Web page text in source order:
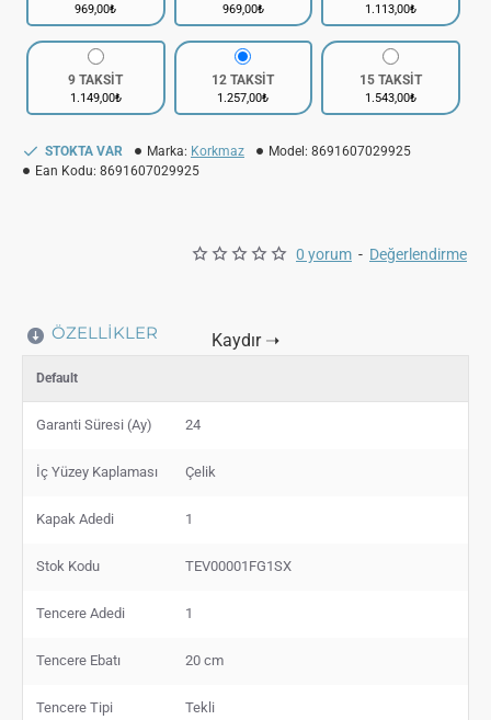
0 yorum - Değerlendirme
969,00₺ 969,00₺ 1.113,00₺
9 TAKSİT
1.149,00₺
12 TAKSİT
1.257,00₺
15 TAKSİT
1.543,00₺
STOKTA VAR Marka: Korkmaz Model: 8691607029925
Ean Kodu: 8691607029925
ÖZELLIKLER
Default
Garanti Süresi (Ay) 24
İç Yüzey Kaplaması Çelik
Kapak Adedi 1
Stok Kodu TEV00001FG1SX
Tencere Adedi 1
Tencere Ebatı 20 cm
Tencere Tipi Tekli